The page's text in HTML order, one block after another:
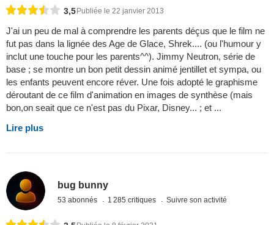
3,5Publiée le 22 janvier 2013
J'ai un peu de mal à comprendre les parents déçus que le film ne
fut pas dans la lignée des Age de Glace, Shrek.... (ou l'humour y
inclut une touche pour les parents^^). Jimmy Neutron, série de
base ; se montre un bon petit dessin animé jentillet et sympa, ou
les enfants peuvent encore réver. Une fois adopté le graphisme
déroutant de ce film d'animation en images de synthèse (mais
bon,on seait que ce n'est pas du Pixar, Disney... ; et ...
Lire plus
bug bunny
53 abonnés 1 285 critiques Suivre son activité